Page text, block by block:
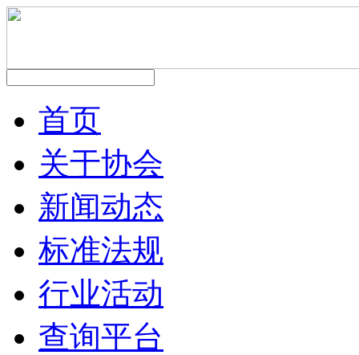
首页
关于协会
新闻动态
标准法规
行业活动
查询平台